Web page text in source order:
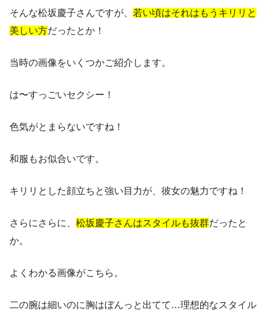
そんな松坂慶子さんですが、 若い頃はそれはもうキリリと
美しい方だったとか！
当時の画像をいくつかご紹介します。
は〜すっごいセクシー！
色気がとまらないですね！
和服もお似合いです。
キリリとした顔立ちと強い目力が、彼女の魅力ですね！
さらにさらに、 松坂慶子さんはスタイルも抜群だったと
か。
よくわかる画像がこちら。
二の腕は細いのに胸はぼんっと出てて…理想的なスタイル